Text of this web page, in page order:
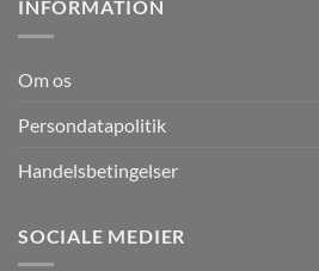
INFORMATION
Om os
Persondatapolitik
Handelsbetingelser
SOCIALE MEDIER